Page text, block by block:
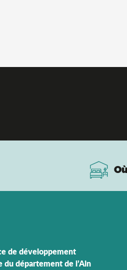
de développement
du département de l’Ain